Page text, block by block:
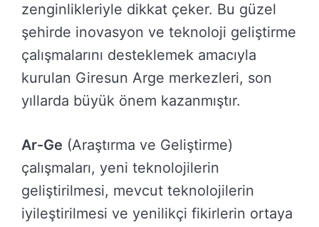
zenginlikleriyle dikkat çeker. Bu güzel
şehirde inovasyon ve teknoloji geliştirme
çalışmalarını desteklemek amacıyla
kurulan Giresun Arge merkezleri, son
yıllarda büyük önem kazanmıştır.
Ar-Ge (Araştırma ve Geliştirme)
çalışmaları, yeni teknolojilerin
geliştirilmesi, mevcut teknolojilerin
iyileştirilmesi ve yenilikçi fikirlerin ortaya